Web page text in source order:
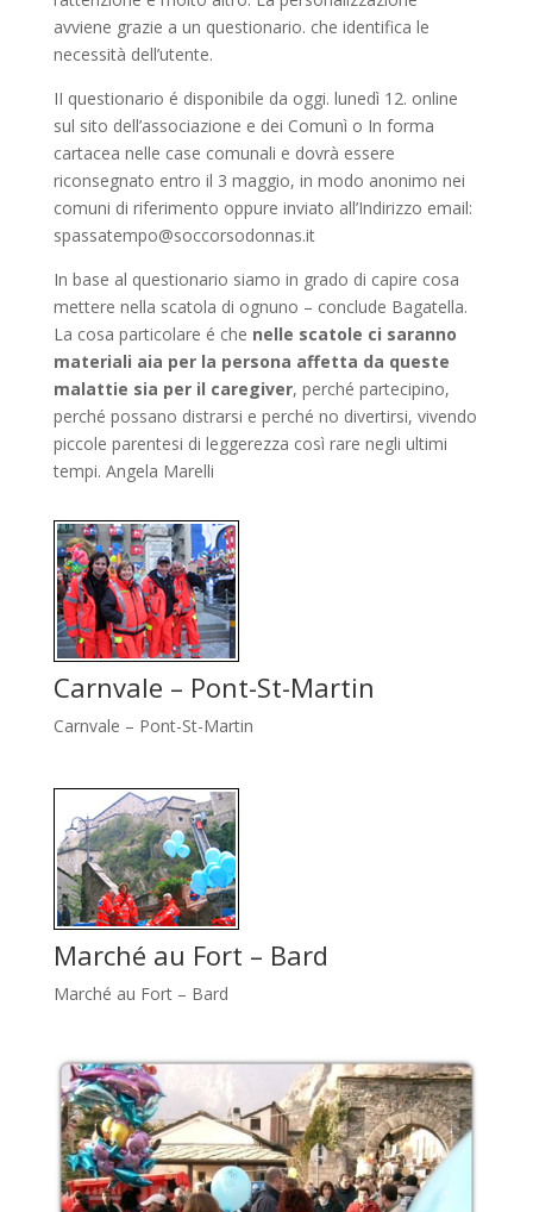
avviene grazie a un questionario. che identifica le
necessità dell’utente.
II questionario é disponibile da oggi. lunedì 12. online
sul sito dell’associazione e dei Comunì o In forma
cartacea nelle case comunali e dovrà essere
riconsegnato entro il 3 maggio, in modo anonimo nei
comuni di riferimento oppure inviato all’Indirizzo email:
spassatempo@soccorsodonnas.it
In base al questionario siamo in grado di capire cosa
mettere nella scatola di ognuno – conclude Bagatella.
La cosa particolare é che nelle scatole ci saranno
materiali aia per la persona affetta da queste
malattie sia per il caregiver, perché partecipino,
perché possano distrarsi e perché no divertirsi, vivendo
piccole parentesi di leggerezza così rare negli ultimi
tempi. Angela Marelli
Carnvale – Pont-St-Martin
Carnvale – Pont-St-Martin
Marché au Fort – Bard
Marché au Fort – Bard